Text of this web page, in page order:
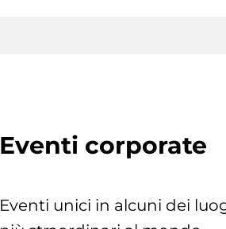
Eventi corporate
Eventi unici in alcuni dei